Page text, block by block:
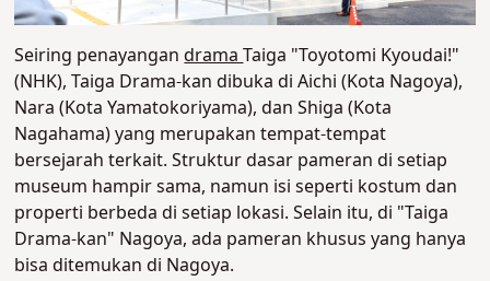
Seiring penayangandramaTaiga "Toyotomi Kyoudai!"
(NHK), Taiga Drama-kan dibuka di Aichi (Kota Nagoya),
Nara (Kota Yamatokoriyama), dan Shiga (Kota
Nagahama) yang merupakan tempat-tempat
bersejarah terkait. Struktur dasar pameran di setiap
museum hampir sama, namun isi seperti kostum dan
properti berbeda di setiap lokasi. Selain itu, di "Taiga
Drama-kan" Nagoya, ada pameran khusus yang hanya
bisa ditemukan di Nagoya.